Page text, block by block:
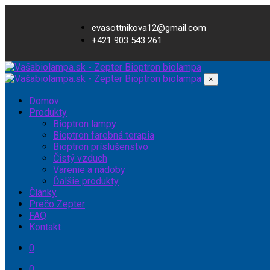
evasottnikova12@gmail.com
+421 903 543 261
×
Domov
Produkty
Bioptron lampy
Bioptron farebná terapia
Bioptron príslušenstvo
Čistý vzduch
Varenie a nádoby
Ďalšie produkty
Články
Prečo Zepter
FAQ
Kontakt
0